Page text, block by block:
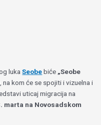
lukaSeobebiće „Seobe
na kom će se spojiti i vizuelna i
uticaj migracija na
marta na Novosadskom